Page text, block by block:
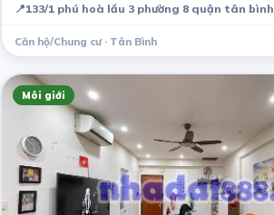
📍133/1 phú hoà lầu 3 phường 8 quận tân bình
Căn hộ/Chung cư · Tân Bình
Môi giới